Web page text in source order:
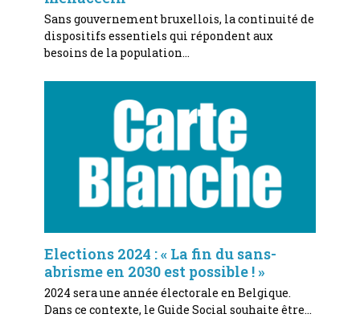
Sans gouvernement bruxellois, la continuité de
dispositifs essentiels qui répondent aux
besoins de la population…
Elections 2024 : « La fin du sans-
abrisme en 2030 est possible ! »
2024 sera une année électorale en Belgique.
Dans ce contexte, le Guide Social souhaite être…